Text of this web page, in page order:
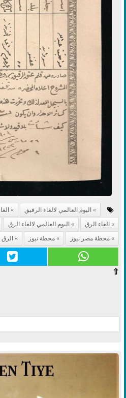
اليوم العالمي لالغاء الرقيق
الغاء الرق
اليوم العالمي لالغاء الرق
محطة مصر نيوز
محطة نيوز الرق
⇧